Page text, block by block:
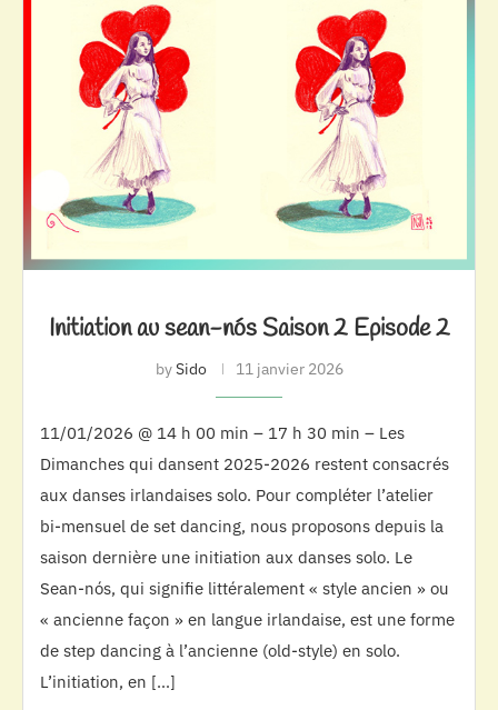
Initiation au sean-nós Saison 2 Episode 2
bySido 11 janvier 2026
11/01/2026 @ 14 h 00 min – 17 h 30 min – Les
Dimanches qui dansent 2025-2026 restent consacrés
aux danses irlandaises solo. Pour compléter l’atelier
bi-mensuel de set dancing, nous proposons depuis la
saison dernière une initiation aux danses solo. Le
Sean-nós, qui signifie littéralement « style ancien » ou
« ancienne façon » en langue irlandaise, est une forme
de step dancing à l’ancienne (old-style) en solo.
L’initiation, en […]